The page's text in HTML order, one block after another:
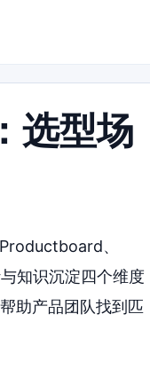
选型场
、
知识沉淀四个维度
助产品团队找到匹